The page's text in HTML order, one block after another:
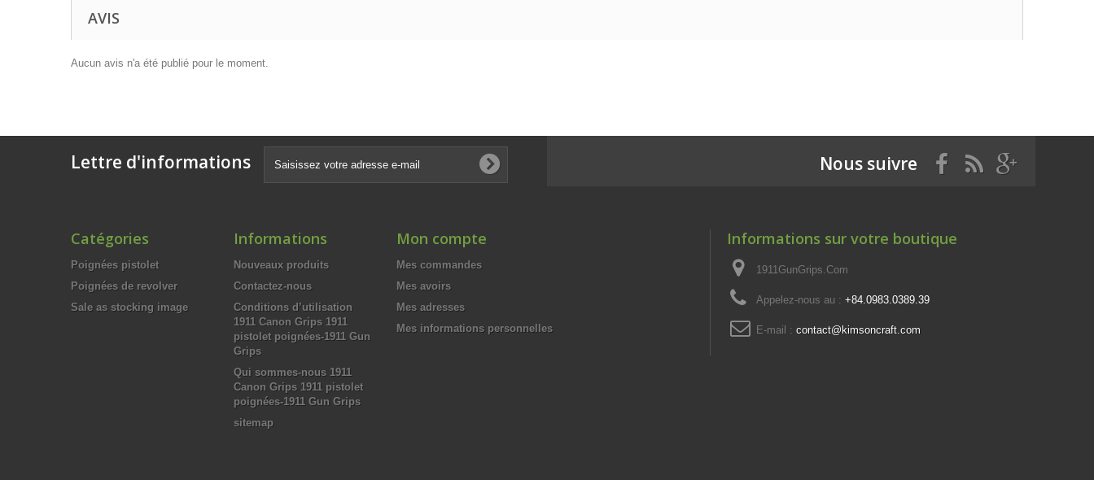
AVIS
Aucun avis n'a été publié pour le moment.
Lettre d'informations Nous suivre
Catégories
Poignées pistolet
Poignées de revolver
Sale as stocking image
Informations
Nouveaux produits
Contactez-nous
Conditions d’utilisation
1911 Canon Grips 1911
pistolet poignées-1911 Gun
Grips
Qui sommes-nous 1911
Canon Grips 1911 pistolet
poignées-1911 Gun Grips
sitemap
Mon compte
Mes commandes
Mes avoirs
Mes adresses
Mes informations personnelles
Informations sur votre boutique
1911GunGrips.Com
Appelez-nous au : +84.0983.0389.39
E-mail : contact@kimsoncraft.com